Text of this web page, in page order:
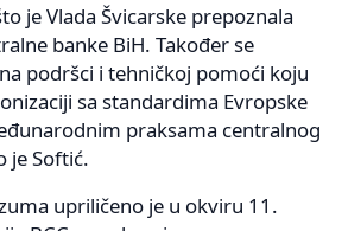
je Vlada Švicarske prepoznala
banke BiH. Također se
podršci i tehničkoj pomoći koju
sa standardima Evropske
praksama centralnog
je Softić.
upriličeno je u okviru 11.